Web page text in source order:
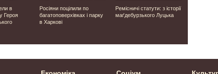
в
Героя
Росіяни поцілили по
багатоповерхівках і парку
в Харкові
Ремісничі статути: з історії
маґдебурзького Луцька